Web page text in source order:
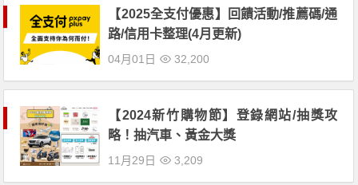
【2025全支付優惠】回饋活動/推薦碼/通
路/信用卡整理(4月更新)
04月01日 32,200
【2024新竹購物節】登錄網站/抽獎攻
略！抽汽車、黃金大獎
11月29日 3,209